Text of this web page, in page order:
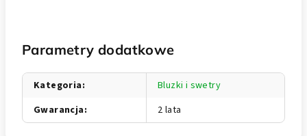
Parametry dodatkowe
Kategoria:
Bluzki i swetry
Gwarancja: 2 lata